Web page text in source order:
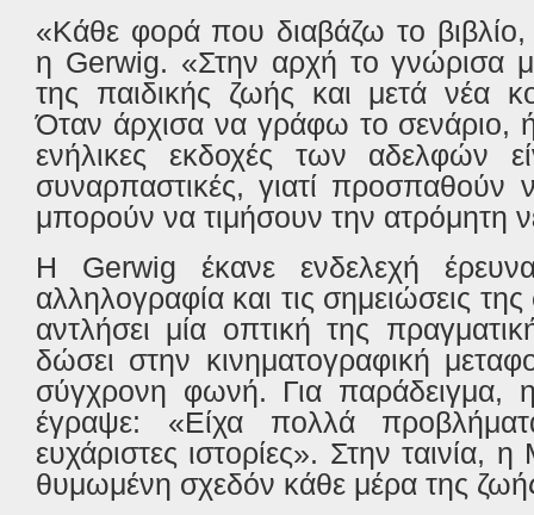
«Κάθε φορά που διαβάζω το βιβλίο,
η Gerwig. «Στην αρχή το γνώρισα
της παιδικής ζωής και μετά νέα
Όταν άρχισα να γράφω το σενάριο,
ενήλικες εκδοχές των αδελφών
συναρπαστικές, γιατί
μπορούν να τιμήσουν την ατρόμητη
Η Gerwig
έκανε ενδελεχή
αλληλογραφία και τις σημειώσεις
αντλήσει μία οπτική της
δώσει στην κινηματογραφική
σύγχρονη φωνή. Για παράδειγμα,
έγραψε: «Είχα πολλά
ευχάριστες ιστορίες». Στην ταινία, η
θυμωμένη σχεδόν κάθε μέρα της